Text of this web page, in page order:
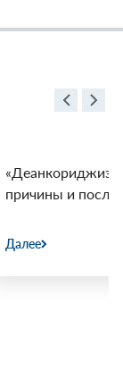
причины и
Далее